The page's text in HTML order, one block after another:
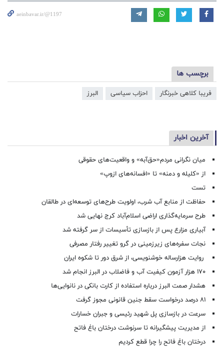
aeinbavar.ir/@1197
برچسب ها
فریبا کلاهی خبرنگار احزاب سیاسی البرز
آخرین اخبار
میان نگرانی مردم«حق‌آبه» و واقعیت‌های حقوقی
از «کلیله و دمنه» تا «افسانه‌های ازوپ»
تست
حفاظت از منابع آب شرب، اولویت طرح‌های توسعه‌ای در طالقان
طرح سرمایه‌گذاری اراضی اسلام‌آباد کرج نهایی شد
آبیاری مزارع پس از بازسازی تأسیسات از سر گرفته شد
نجات سفره‌های زیرزمینی در گرو تغییر رفتار مصرفی
روایت هزارساله خوشنویسی، از شرق دور تا شکوه ایران
۱۷۰ هزار آزمون کیفیت آب و فاضلاب در البرز انجام شد
هشدار صمت البرز درباره استفاده از کارت بانکی در نانوایی‌ها
۸۱ درصد درخواست‌ سقط جنین قانونی مجوز گرفت
سرعت در بازسازی پل شهید رئیسی و جبران خسارات
از مدیریت پیشگیرانه تا سرنوشت درختان باغ فاتح
درختان باغ فاتح را چرا قطع کردیم